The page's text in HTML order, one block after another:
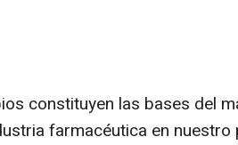
constituyen las bases del
farmacéutica en